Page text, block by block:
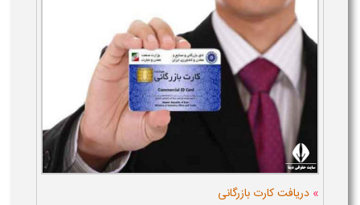
» دریافت کارت بازرگانی